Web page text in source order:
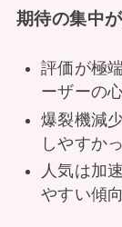
期待の集中
評価が極
ーザーの
爆裂機減
しやすか
人気は加
やすい傾